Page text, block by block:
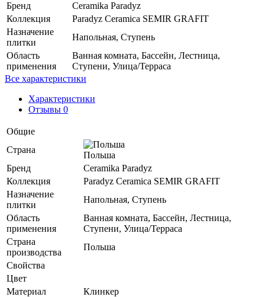
Бренд
Ceramika Paradyz
Коллекция
Paradyz Ceramica SEMIR GRAFIT
Назначение
плитки
Напольная, Ступень
Область
применения
Ванная комната, Бассейн, Лестница,
Ступени, Улица/Терраса
Все характеристики
Характеристики
Отзывы 0
Общие
Страна
Польша
Бренд
Ceramika Paradyz
Коллекция
Paradyz Ceramica SEMIR GRAFIT
Назначение
плитки
Напольная, Ступень
Область
применения
Ванная комната, Бассейн, Лестница,
Ступени, Улица/Терраса
Страна
производства
Польша
Свойства
Цвет
Материал
Клинкер